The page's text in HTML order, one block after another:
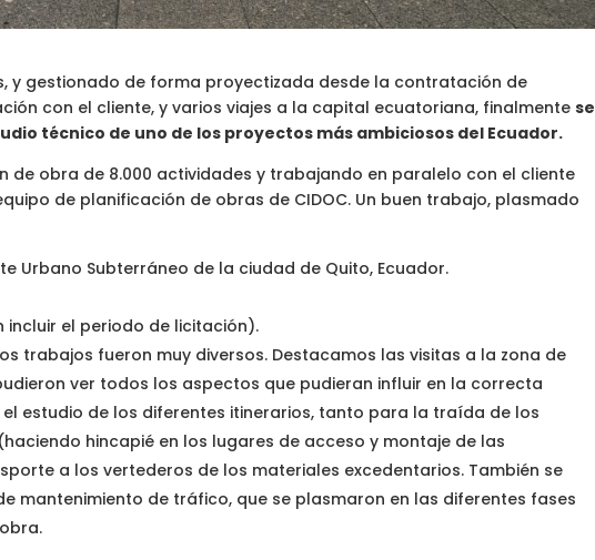
y gestionado de forma proyectizada desde la contratación de
con el cliente, y varios viajes a la capital ecuatoriana, finalmentese
técnico de uno de los proyectos más ambiciosos del Ecuador.
de obra de 8.000 actividades y trabajando en paralelo con el cliente
de planificación de obras de CIDOC. Un buen trabajo, plasmado
Urbano Subterráneo de la ciudad de Quito, Ecuador.
incluir el periodo de licitación).
trabajos fueron muy diversos. Destacamos las visitas a la zona de
ver todos los aspectos que pudieran influir en la correcta
estudio de los diferentes itinerarios, tanto para la traída de los
hincapié en los lugares de acceso y montaje de las
a los vertederos de los materiales excedentarios. También se
mantenimiento de tráfico, que se plasmaron en las diferentes fases